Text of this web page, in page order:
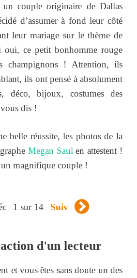
un couple originaire de Dallas
d’assumer à fond leur côté
leur mariage sur le thème de
oui, ce petit bonhomme rouge
champignons ! Attention, ils
ils ont pensé à absolument
déco, bijoux, costumes des
dis !
belle réussite, les photos de la
Megan Saulen attestent !
magnifique couple !
1 sur 14 Suiv
d'un lecteur
et vous êtes sans doute un des